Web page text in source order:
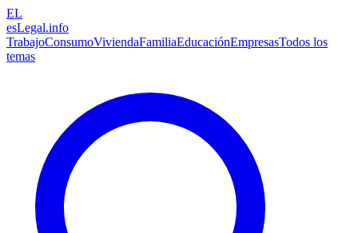
EL
esLegal.info
TrabajoConsumoViviendaFamiliaEducaciónEmpresasTodos los
temas